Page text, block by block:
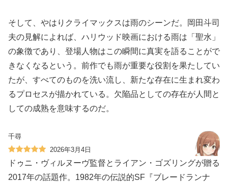
そして、やはりクライマックスは雨のシーンだ。岡田斗司
夫の見解によれば、ハリウッド映画における雨は「聖水」
の象徴であり、登場人物はこの瞬間に真実を語ることがで
きなくなるという。前作でも雨が重要な役割を果たしてい
たが、すべてのものを洗い流し、新たな存在に生まれ変わ
るプロセスが描かれている。欠陥品としての存在が人間と
しての成熟を意味するのだ。
千尋
2026年3月4日
ドゥニ・ヴィルヌーヴ監督とライアン・ゴズリングが贈る
2017年の話題作。1982年の伝説的SF『ブレードランナ